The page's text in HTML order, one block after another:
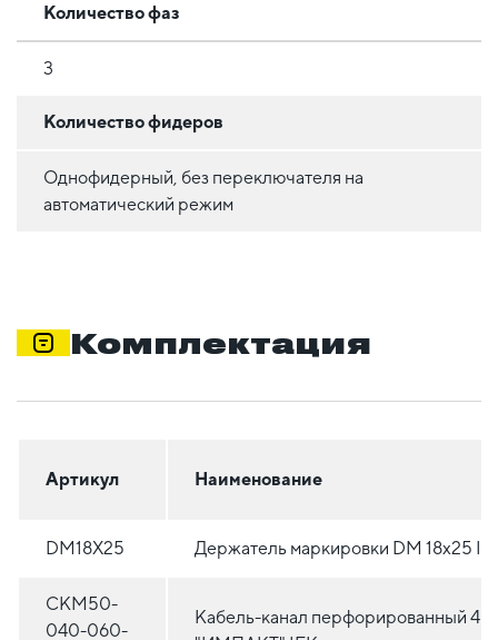
Количество фаз
3
Количество фидеров
Однофидерный, без переключателя на
автоматический режим
Комплектация
Артикул Наименование
DM18X25 Держатель маркировки DM 18x25
CKM50-
040-060-
Кабель-канал перфорированный